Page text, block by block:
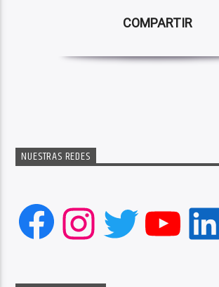
COMPARTIR
NUESTRAS REDES
Facebook
Instagram
Twitter